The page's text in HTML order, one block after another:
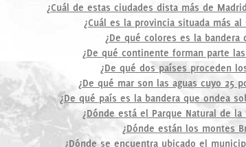
¿Cuál de estas ciudades dista más de
¿Cuál es la provincia situada más al
¿De qué colores es la bandera
¿De qué continente forman parte las
¿De qué dos países proceden
¿De qué mar son las aguas cuyo 25
¿De qué país es la bandera que ondea
¿Dónde está el Parque Natural de la
¿Dónde están los montes
¿Dónde se encuentra ubicado el